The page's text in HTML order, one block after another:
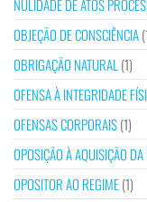
NULIDADE DE ATOS
OBJEÇÃO DE CONSCIÊNCIA
OBRIGAÇÃO NATURAL (1)
OFENSA À INTEGRIDADE
OFENSAS CORPORAIS(1)
OPOSIÇÃO À AQUISIÇÃO
OPOSITOR AO REGIME(1)